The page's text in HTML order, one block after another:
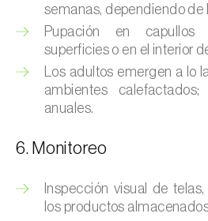
Chinche de las piñas (
occidentalis
Chinche de los eucalyptus
peregrinus)
Chinche del tomate (
Chinche europea de las
Metopoplax ditomoides)
semanas, dependiendo de
Pupación en
superficies o en el interior
Los adultos emergen a lo
ambientes
anuales.
6. Monitoreo
Inspección visual de
los productos